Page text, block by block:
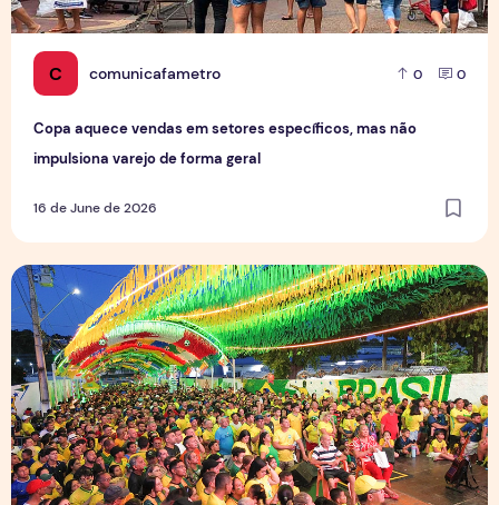
C comunicafametro 0 0
Copa aquece vendas em setores específicos, mas não
impulsiona varejo de forma geral
16 de June de 2026
Tradição das Ruas da Copa mobiliza moradores e